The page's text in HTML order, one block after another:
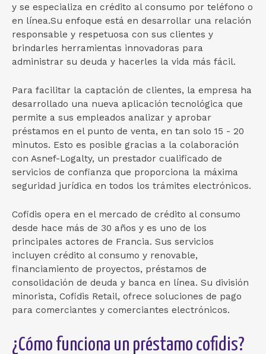
y se especializa en crédito al consumo por teléfono o
en línea.Su enfoque está en desarrollar una relación
responsable y respetuosa con sus clientes y
brindarles herramientas innovadoras para
administrar su deuda y hacerles la vida más fácil.
Para facilitar la captación de clientes, la empresa ha
desarrollado una nueva aplicación tecnológica que
permite a sus empleados analizar y aprobar
préstamos en el punto de venta, en tan solo 15 - 20
minutos. Esto es posible gracias a la colaboración
con Asnef-Logalty, un prestador cualificado de
servicios de confianza que proporciona la máxima
seguridad jurídica en todos los trámites electrónicos.
Cofidis opera en el mercado de crédito al consumo
desde hace más de 30 años y es uno de los
principales actores de Francia. Sus servicios
incluyen crédito al consumo y renovable,
financiamiento de proyectos, préstamos de
consolidación de deuda y banca en línea. Su división
minorista, Cofidis Retail, ofrece soluciones de pago
para comerciantes y comerciantes electrónicos.
¿Cómo funciona un préstamo cofidis?